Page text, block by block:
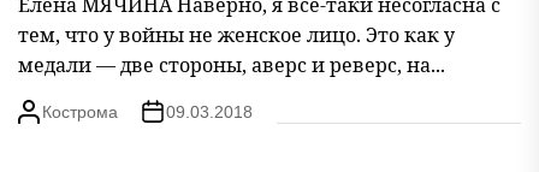
тем, что у войны не женское лицо. Это как у
медали — две стороны, аверс и реверс, на...
Кострома 09.03.2018